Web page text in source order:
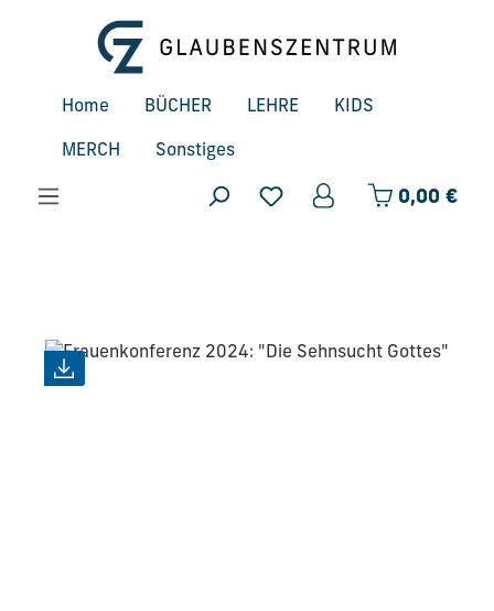
Zum Hauptinhalt springen
Home BÜCHER LEHRE KIDS
MERCH Sonstiges
0,00 €